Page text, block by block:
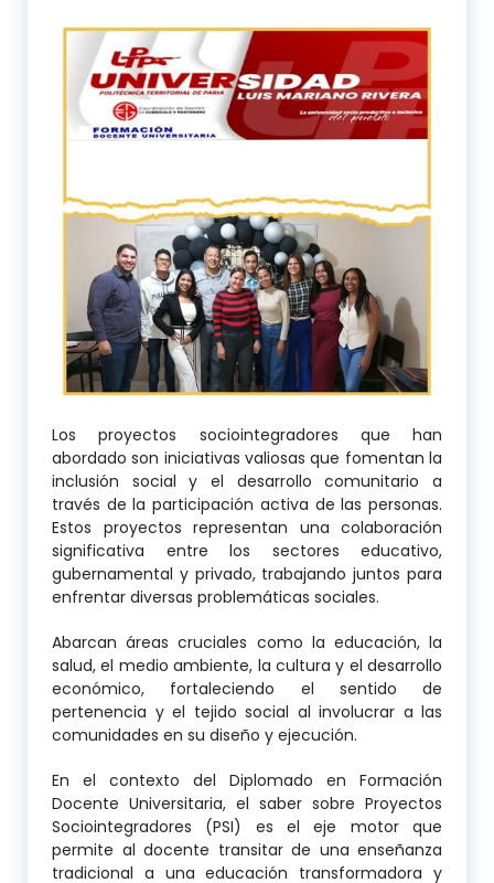
Los proyectos sociointegradores que han
abordado son iniciativas valiosas que fomentan la
inclusión social y el desarrollo comunitario a
través de la participación activa de las personas.
Estos proyectos representan una colaboración
significativa entre los sectores educativo,
gubernamental y privado, trabajando juntos para
enfrentar diversas problemáticas sociales.
Abarcan áreas cruciales como la educación, la
salud, el medio ambiente, la cultura y el desarrollo
económico, fortaleciendo el sentido de
pertenencia y el tejido social al involucrar a las
comunidades en su diseño y ejecución.
En el contexto del Diplomado en Formación
Docente Universitaria, el saber sobre Proyectos
Sociointegradores (PSI) es el eje motor que
permite al docente transitar de una enseñanza
tradicional a una educación transformadora y